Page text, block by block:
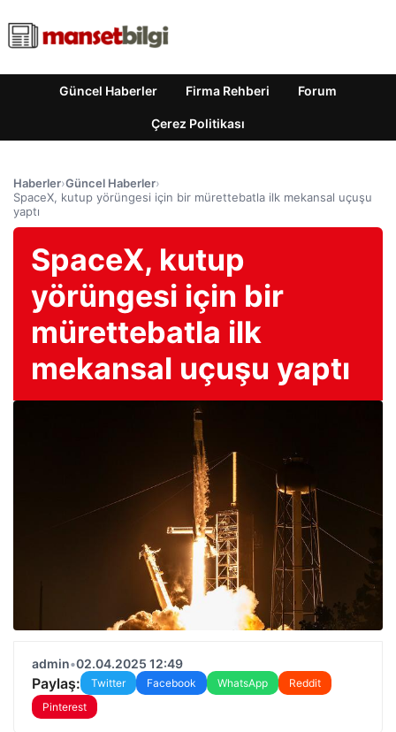
Güncel Haberler Firma Rehberi Forum
Çerez Politikası
Haberler›Güncel Haberler›
SpaceX, kutup yörüngesi için bir mürettebatla ilk mekansal uçuşu
yaptı
SpaceX, kutup
yörüngesi için bir
mürettebatla ilk
mekansal uçuşu yaptı
admin•02.04.2025 12:49
Paylaş: Twitter Facebook WhatsApp
Reddit
Pinterest